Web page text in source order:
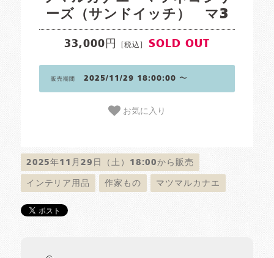
ーズ（サンドイッチ） マ3
33,000円 [税込] SOLD OUT
販売期間 2025/11/29 18:00:00 〜
お気に入り
2025年11月29日（土）18:00から販売
インテリア用品 作家もの マツマルカナエ